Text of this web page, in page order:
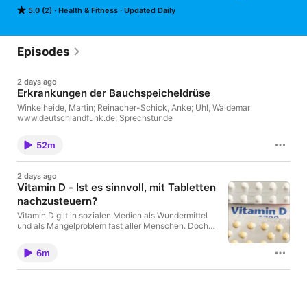
5.0 (2) Health & Fitness Updated Daily
Therapie.
Episodes
2 days ago
Erkrankungen der Bauchspeicheldrüse
Winkelheide, Martin; Reinacher-Schick, Anke; Uhl, Waldemar
www.deutschlandfunk.de, Sprechstunde
52m
2 days ago
Vitamin D - Ist es sinnvoll, mit Tabletten
nachzusteuern?
Vitamin D gilt in sozialen Medien als Wundermittel
und als Mangelproblem fast aller Menschen. Doch
Faktencheck zu Blutwerten, Risikogruppen und der
Frage der Dosierung im Sommer und im Winter.
Herschel, Olga www.deutschlandfunk.de,
6m